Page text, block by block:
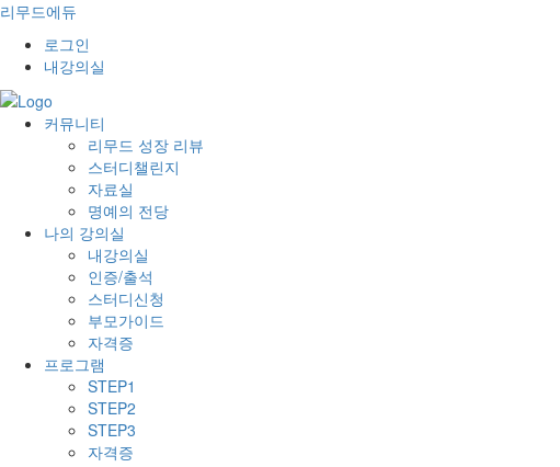
리무드에듀
로그인
내강의실
커뮤니티
리무드 성장 리뷰
스터디챌린지
자료실
명예의 전당
나의 강의실
내강의실
인증/출석
스터디신청
부모가이드
자격증
프로그램
STEP1
STEP2
STEP3
자격증